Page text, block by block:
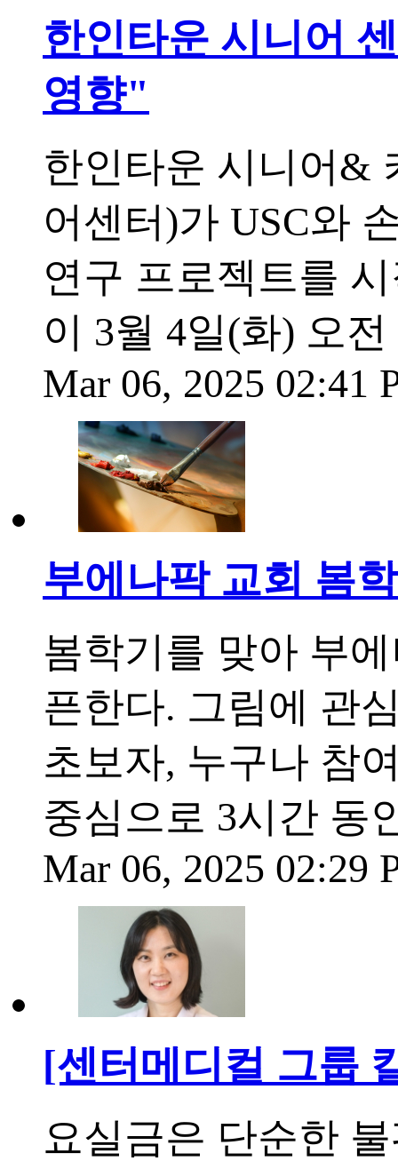
한인타운 시니어
영향"
한인타운 시니어&
어센터)가 USC와
연구 프로젝트를
이 3월 4일(화) 오
Mar 06, 2025 02:41
부에나팍 교회 봄
봄학기를 맞아 부
픈한다. 그림에 관
초보자, 누구나 참
중심으로 3시간 동
Mar 06, 2025 02:29
[센터메디컬 그룹
요실금은 단순한